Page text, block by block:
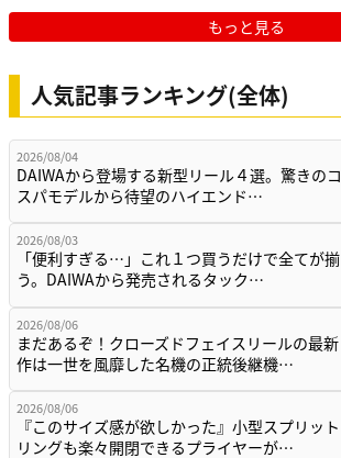
もっと見る
人気記事ランキング(全体)
2026/08/04
DAIWAから登場する新型リール４選。驚きのコ
スパモデルから待望のハイエンド…
2026/08/03
「便利すぎる…」これ１つ買うだけで全てが揃
う。DAIWAから発売されるタック…
2026/08/06
まだあるぞ！クローズドフェイスリールの最新
作は一世を風靡した名機の正統後継機…
2026/08/06
『このサイズ感が欲しかった』小型スプリット
リングも楽々開閉できるプライヤーが…